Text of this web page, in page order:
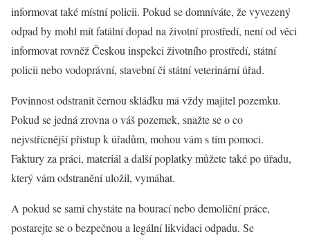
informovat také místní policii. Pokud se domníváte, že vyvezený
odpad by mohl mít fatální dopad na životní prostředí, není od věci
informovat rovněž Českou inspekci životního prostředí, státní
policii nebo vodoprávní, stavební či státní veterinární úřad.
Povinnost odstranit černou skládku má vždy majitel pozemku.
Pokud se jedná zrovna o váš pozemek, snažte se o co
nejvstřícnější přístup k úřadům, mohou vám s tím pomoci.
Faktury za práci, materiál a další poplatky můžete také po úřadu,
který vám odstranění uložil, vymáhat.
A pokud se sami chystáte na bourací nebo demoliční práce,
postarejte se o bezpečnou a legální likvidaci odpadu. Se